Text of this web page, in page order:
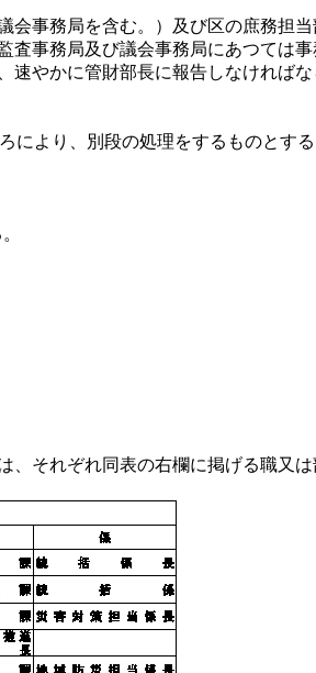
事務局を含む。）及び区の庶務担
事務局及び議会事務局にあつては事
速やかに管財部長に報告しなければな
より、別段の処理をするものとする
それぞれ同表の右欄に掲げる職又